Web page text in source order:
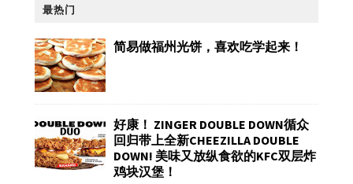
最热门
简易做福州光饼，喜欢吃学起来！
好康！ ZINGER DOUBLE DOWN循众
回归带上全新CHEEZILLA DOUBLE
DOWN! 美味又放纵食欲的KFC双层炸
鸡块汉堡！